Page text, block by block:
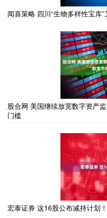
闻喜策略 四川“生物多样性宝库
股合网 美国继续放宽数字资产
门槛
宏泰证券 这16股公布减持计划！